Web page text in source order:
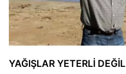
YAĞIŞLAR YETERLİ DEĞİL